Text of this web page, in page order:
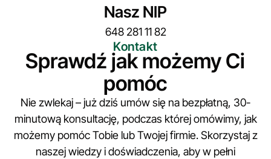
Kontakt
Sprawdź jak możemy Ci
pomóc
Nie zwlekaj – już dziś umów się na bezpłatną, 30-
minutową konsultację, podczas której omówimy, jak
możemy pomóc Tobie lub Twojej firmie. Skorzystaj z
naszej wiedzy i doświadczenia, aby w pełni
Nasz NIP
648 281 11 82